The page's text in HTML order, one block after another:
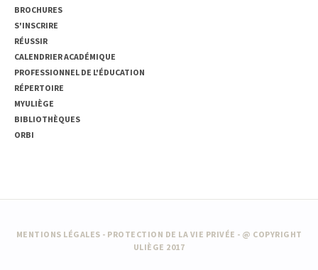
BROCHURES
S'INSCRIRE
RÉUSSIR
CALENDRIER ACADÉMIQUE
PROFESSIONNEL DE L'ÉDUCATION
RÉPERTOIRE
MYULIÈGE
BIBLIOTHÈQUES
ORBI
MENTIONS LÉGALES - PROTECTION DE LA VIE PRIVÉE - @ COPYRIGHT
ULIÈGE 2017